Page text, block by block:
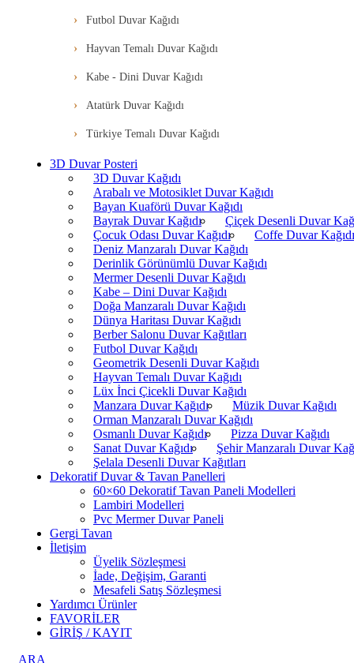
Futbol Duvar Kağıdı
Hayvan Temalı Duvar Kağıdı
Kabe - Dini Duvar Kağıdı
Atatürk Duvar Kağıdı
Türkiye Temalı Duvar Kağıdı
3D Duvar Posteri
3D Duvar Kağıdı
Arabalı ve Motosiklet Duvar Kağıdı
Bayan Kuaförü Duvar Kağıdı
Bayrak Duvar Kağıdı
Çiçek Desenli Duvar
Çocuk Odası Duvar Kağıdı
Coffe Duvar Kağıdı
Deniz Manzaralı Duvar Kağıdı
Derinlik Görünümlü Duvar Kağıdı
Mermer Desenli Duvar Kağıdı
Kabe – Dini Duvar Kağıdı
Doğa Manzaralı Duvar Kağıdı
Dünya Haritası Duvar Kağıdı
Berber Salonu Duvar Kağıtları
Futbol Duvar Kağıdı
Geometrik Desenli Duvar Kağıdı
Hayvan Temalı Duvar Kağıdı
Lüx İnci Çicekli Duvar Kağıdı
Manzara Duvar Kağıdı
Müzik Duvar Kağıdı
Orman Manzaralı Duvar Kağıdı
Osmanlı Duvar Kağıdı
Pizza Duvar Kağıdı
Sanat Duvar Kağıdı
Şehir Manzaralı Duvar
Şelala Desenli Duvar Kağıtları
Dekoratif Duvar & Tavan Panelleri
60×60 Dekoratif Tavan Paneli Modelleri
Lambiri Modelleri
Pvc Mermer Duvar Paneli
Gergi Tavan
İletişim
Üyelik Sözleşmesi
İade, Değişim, Garanti
Mesafeli Satış Sözleşmesi
Yardımcı Ürünler
FAVORİLER
GİRİŞ / KAYIT
ARA